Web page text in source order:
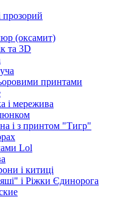
прозорий
(оксамит)
та 3D
принтами
і мережива
і з принтом "Тигр"
Lol
і китиці
і Ріжки Єдинорога